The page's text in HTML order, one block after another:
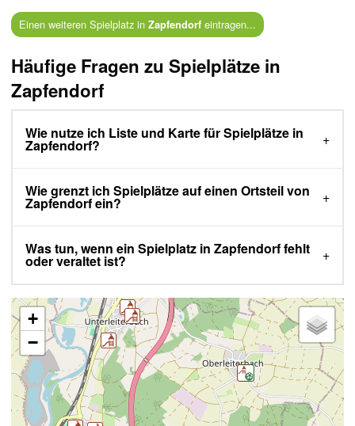
Einen weiteren Spielplatz in Zapfendorfeintragen...
Häufige Fragen zu Spielplätze in
Zapfendorf
Wie nutze ich Liste und Karte für Spielplätze in
Zapfendorf?
Wie grenzt ich Spielplätze auf einen Ortsteil von
Zapfendorf ein?
Was tun, wenn ein Spielplatz in Zapfendorf fehlt
oder veraltet ist?
+
−